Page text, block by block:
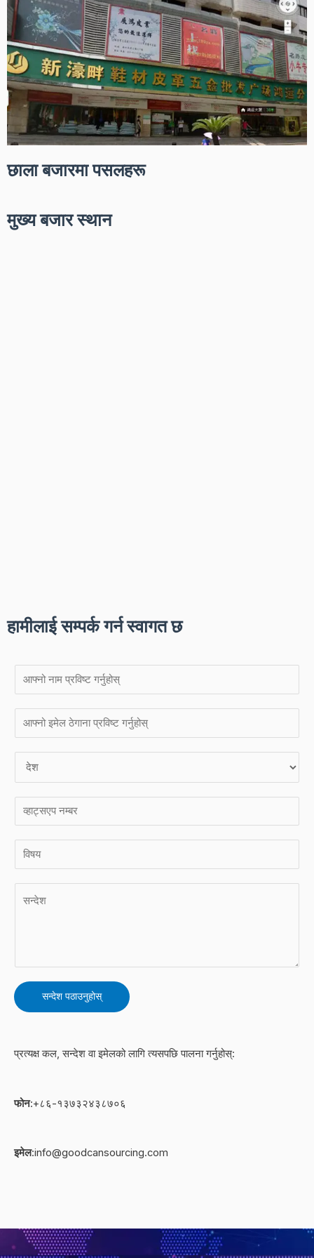
छाला बजारमा पसलहरू
मुख्य बजार स्थान
हामीलाई सम्पर्क गर्न स्वागत छ
म
*
मे
ल
श
*
व्हा
ट्स
ए
न
क
ल
स
न्दे
श
सन्देश पठाउनुहोस्
प्रत्यक्ष कल, सन्देश वा इमेलको लागि त्यसपछि पालना गर्नुहोस्:
फोन:+८६-१३७३२४३८७०६
इमेल:info@goodcansourcing.com